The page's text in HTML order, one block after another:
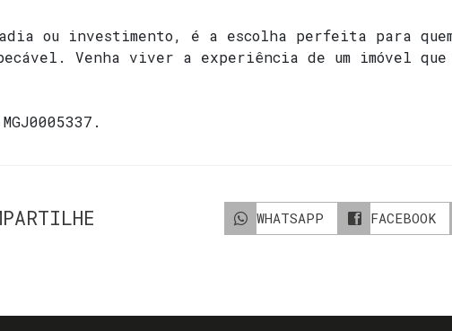
ou investimento, é a escolha perfeita para
Venha viver a experiência de um imóvel
MGJ0005337 .
WHATSAPP FACEBOOK